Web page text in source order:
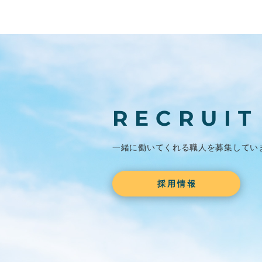
RECRUIT
一緒に働いてくれる職人を募集してい
採用情報